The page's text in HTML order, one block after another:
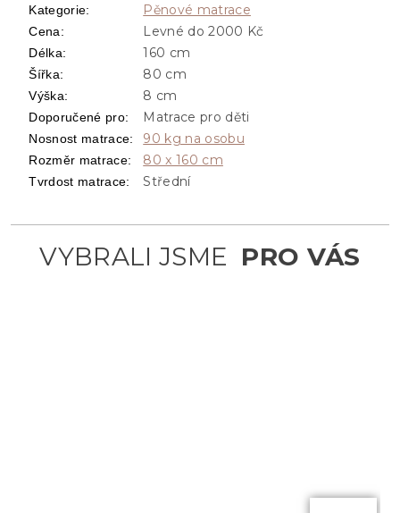
Kategorie: Pěnové matrace
Cena: Levné do 2000 Kč
Délka: 160 cm
Šířka: 80 cm
Výška: 8 cm
Doporučené pro: Matrace pro děti
Nosnost matrace: 90 kg na osobu
Rozměr matrace: 80 x 160 cm
Tvrdost matrace: Střední